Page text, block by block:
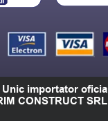
importator
CONSTRUCT SRL